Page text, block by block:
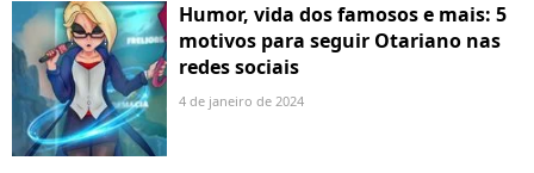
Humor, vida dos famosos e mais: 5
motivos para seguir Otariano nas
redes sociais
4 de janeiro de 2024